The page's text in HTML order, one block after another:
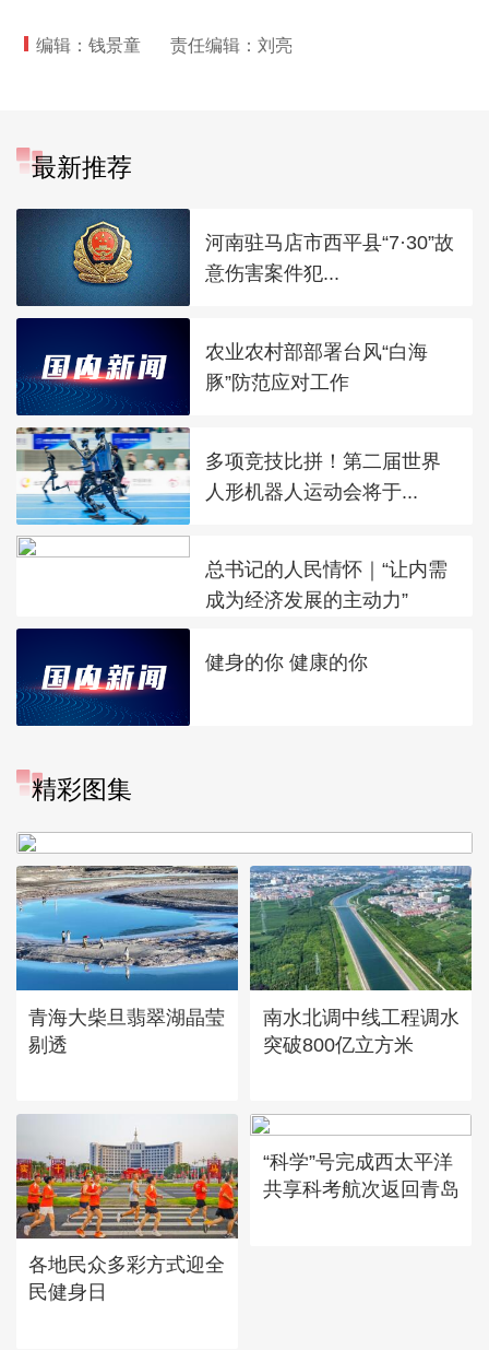
编辑：钱景童 责任编辑：刘亮
最新推荐
河南驻马店市西平县“7·30”故
意伤害案件犯...
农业农村部部署台风“白海
豚”防范应对工作
多项竞技比拼！第二届世界
人形机器人运动会将于...
总书记的人民情怀｜“让内需
成为经济发展的主动力”
健身的你 健康的你
精彩图集
“大地指纹”奏响夏夜文旅乐
青海大柴旦翡翠湖晶莹
剔透
南水北调中线工程调水
突破800亿立方米
各地民众多彩方式迎全
民健身日
“科学”号完成西太平洋
共享科考航次返回青岛